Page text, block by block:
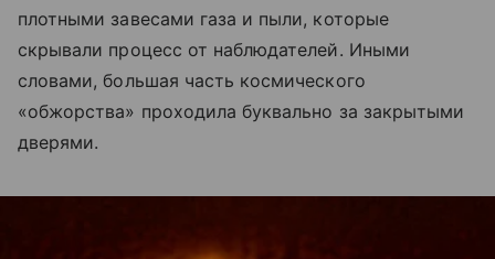
плотными завесами газа и пыли, которые
скрывали процесс от наблюдателей. Иными
словами, большая часть космического
«обжорства» проходила буквально за закрытыми
дверями.